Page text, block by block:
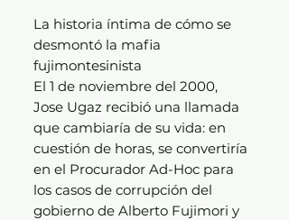
La historia íntima de cómo se
desmontó la mafia
fujimontesinista
El 1 de noviembre del 2000,
Jose Ugaz recibió una llamada
que cambiaría de su vida: en
cuestión de horas, se convertiría
en el Procurador Ad-Hoc para
los casos de corrupción del
gobierno de Alberto Fujimori y